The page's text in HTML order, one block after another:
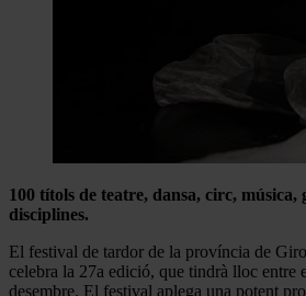
100 títols de teatre, dansa, circ,
disciplines.
El festival de tardor de la província de
celebra la 27a edició, que tindrà lloc entre
desembre. El festival aplega una potent